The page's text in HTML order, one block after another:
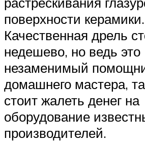
поверхности керамики.
Качественная дрель
недешево, но ведь это
незаменимый
домашнего мастера,
стоит жалеть денег на
оборудование
производителей.